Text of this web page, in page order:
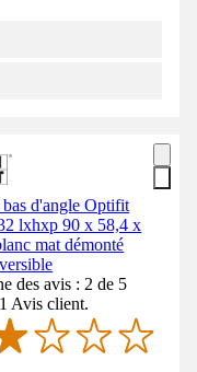
d'angle Optifit
lxhxp 90 x 58,4 x
mat démonté
des avis : 2 de 5
Avis client.